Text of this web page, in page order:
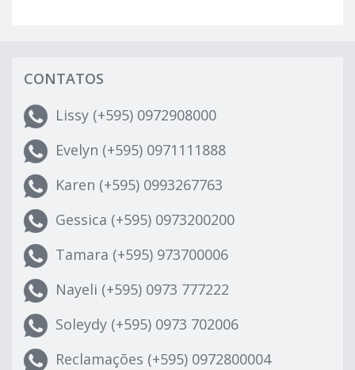
CONTATOS
Lissy (+595) 0972908000
Evelyn (+595) 0971111888
Karen (+595) 0993267763
Gessica (+595) 0973200200
Tamara (+595) 973700006
Nayeli (+595) 0973 777222
Soleydy (+595) 0973 702006
Reclamações (+595) 0972800004